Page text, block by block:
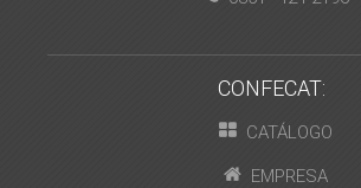
CONFECAT:
CATÁLOGO
EMPRESA